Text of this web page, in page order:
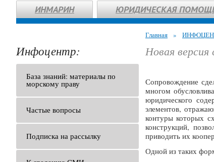
ИНМАРИН ЮРИДИЧЕСКАЯ
Инфоцентр:
База знаний: материалы по
морскому праву
Частые вопросы
Подписка на рассылку
Главная »
Новая
Сопровождение
многом
юридического
элементов,
контуры которых
конструкций,
приводить их
Одной из таких